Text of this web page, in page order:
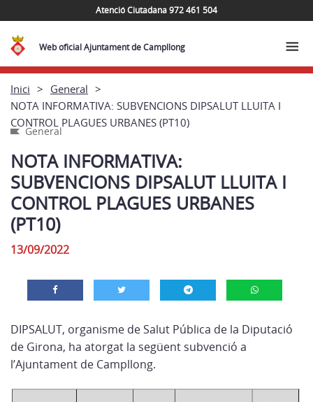
Atenció Ciutadana 972 461 504
Web oficial Ajuntament de Campllong
Inici
General
NOTA INFORMATIVA: SUBVENCIONS DIPSALUT LLUITA I
CONTROL PLAGUES URBANES (PT10)
General
NOTA INFORMATIVA:
SUBVENCIONS DIPSALUT LLUITA I
CONTROL PLAGUES URBANES
(PT10)
13/09/2022
DIPSALUT, organisme de Salut Pública de la Diputació
de Girona, ha atorgat la següent subvenció a
l’Ajuntament de Campllong.